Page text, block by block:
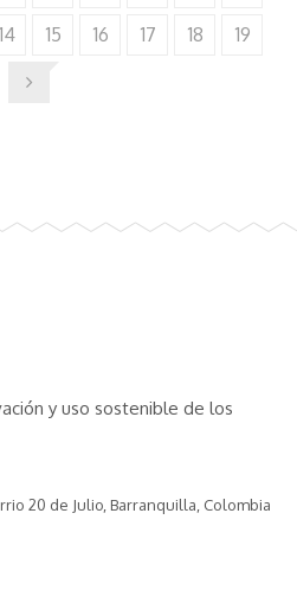
14 15 16 17 18 19
y uso sostenible de los
20 de Julio, Barranquilla, Colombia